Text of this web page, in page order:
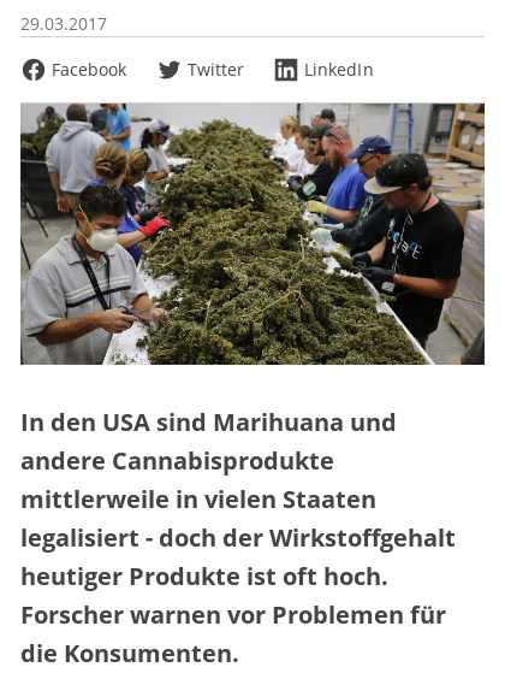
29.03.2017
Facebook
Twitter LinkedIn
In den USA sind Marihuana und
andere Cannabisprodukte
mittlerweile in vielen Staaten
legalisiert - doch der Wirkstoffgehalt
heutiger Produkte ist oft hoch.
Forscher warnen vor Problemen für
die Konsumenten.